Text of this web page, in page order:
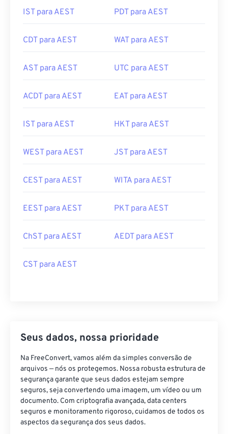
IST para AEST PDT para AEST
CDT para AEST WAT para AEST
AST para AEST UTC para AEST
ACDT para AEST EAT para AEST
IST para AEST HKT para AEST
WEST para AEST JST para AEST
CEST para AEST WITA para AEST
EEST para AEST PKT para AEST
ChST para AEST AEDT para AEST
CST para AEST
Seus dados, nossa prioridade
Na FreeConvert, vamos além da simples conversão de
arquivos — nós os protegemos. Nossa robusta estrutura de
segurança garante que seus dados estejam sempre
seguros, seja convertendo uma imagem, um vídeo ou um
documento. Com criptografia avançada, data centers
seguros e monitoramento rigoroso, cuidamos de todos os
aspectos da segurança dos seus dados.